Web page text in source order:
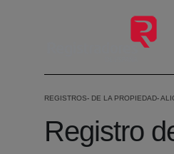
REGISTROS DE LA PROPIEDAD
Registro